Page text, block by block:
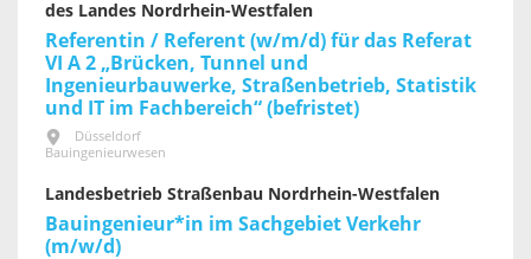
des Landes Nordrhein-Westfalen
Referentin / Referent (w/m/d) für das Referat
VI A 2 „Brücken, Tunnel und
Ingenieurbauwerke, Straßenbetrieb, Statistik
und IT im Fachbereich“ (befristet)
Düsseldorf
Bauingenieurwesen
Landesbetrieb Straßenbau Nordrhein-Westfalen
Bauingenieur*in im Sachgebiet Verkehr
(m/w/d)